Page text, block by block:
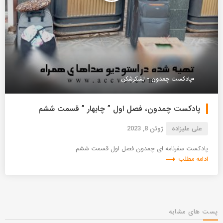
پادکست چمدون - لشکرشکن
پادکست چمدون، فصل اول ” چابهار ” قسمت ششم
علی علیزاده ژوئن 8, 2023
پادکست سفرنامه ای چمدون فصل اول قسمت ششم
ادامه مطلب trending_flat
پست های مشابه